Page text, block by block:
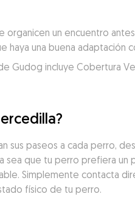
un encuentro
haya una buena adaptación
incluye Cobertura
paseos a cada perro,
sea que tu perro prefiera
Simplemente contacta
físico de tu perro.